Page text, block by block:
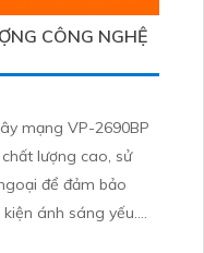
CÔNG NGHỆ
mạng VP-2690BP
lượng cao, sử
để đảm bảo
ánh sáng yếu.